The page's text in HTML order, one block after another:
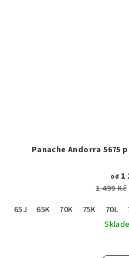
Panache Andorra
od 1
1 499 Kč
65J 65K 70K 75K 70L